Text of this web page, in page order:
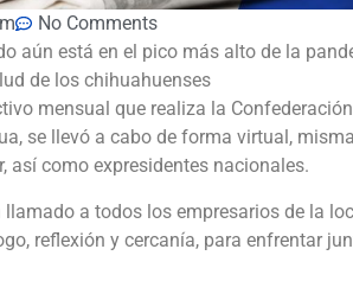
No Comments
aún está en el pico más alto de la
de los chihuahuenses
mensual que realiza la
se llevó a cabo de forma virtual,
así como expresidentes nacionales.
llamado a todos los empresarios de la
reflexión y cercanía, para enfrentar